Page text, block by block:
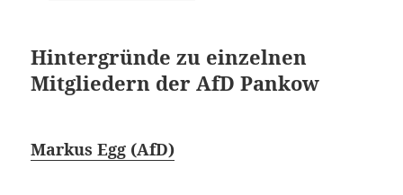
Hintergründe zu einzelnen
Mitgliedern der AfD Pankow
Markus Egg (AfD)